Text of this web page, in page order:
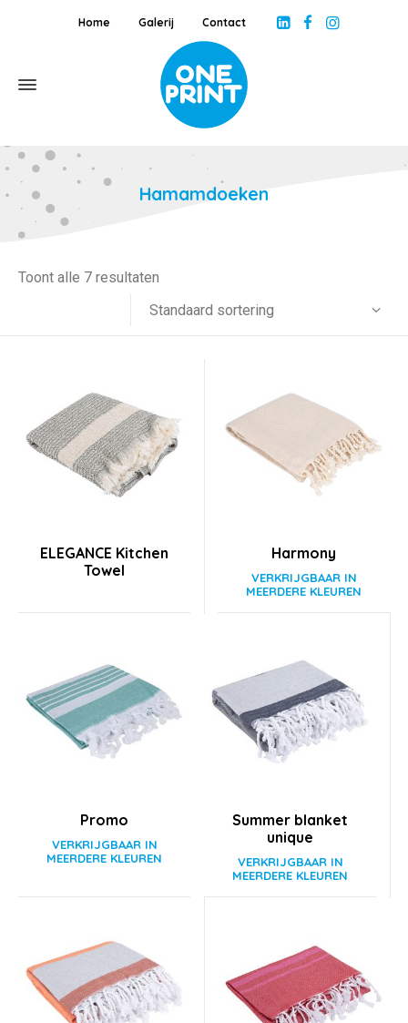
Home Galerij Contact
Hamamdoeken
Toont alle 7 resultaten
Standaard sortering
ELEGANCE Kitchen
Towel
Harmony
Promo
Summer blanket
unique